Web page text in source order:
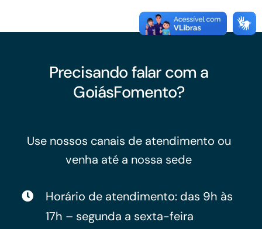
Precisando falar com a
GoiásFomento?
Use nossos canais de atendimento ou
venha até a nossa sede
Horário de atendimento: das 9h às
17h – segunda a sexta-feira